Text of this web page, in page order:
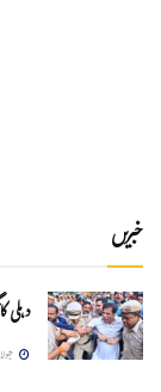
خبریں
دہلی